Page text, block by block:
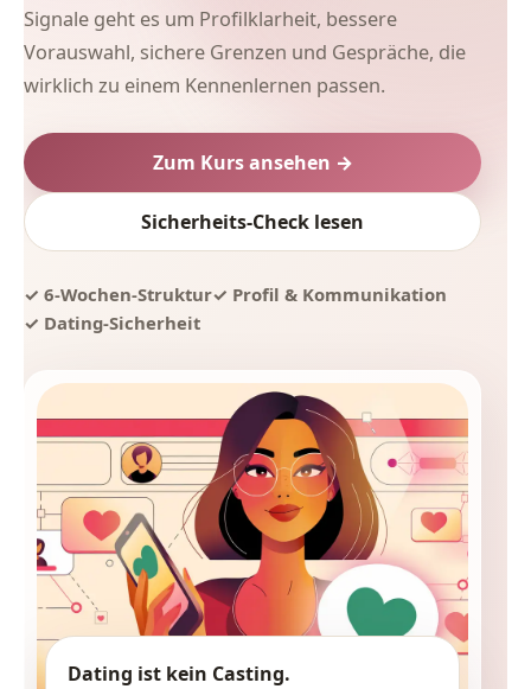
Signale geht es um Profilklarheit, bessere
Vorauswahl, sichere Grenzen und Gespräche, die
wirklich zu einem Kennenlernen passen.
Zum Kurs ansehen →
Sicherheits-Check lesen
✓ 6-Wochen-Struktur✓ Profil & Kommunikation
✓ Dating-Sicherheit
Dating ist kein Casting.